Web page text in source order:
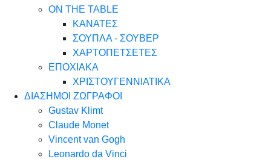
ON THE TABLE
ΚΑΝΑΤΕΣ
ΣΟΥΠΛΑ - ΣΟΥΒΕΡ
ΧΑΡΤΟΠΕΤΣΕΤΕΣ
ΕΠΟΧΙΑΚΑ
ΧΡΙΣΤΟΥΓΕΝΝΙΑΤΙΚΑ
ΔΙΑΣΗΜΟΙ ΖΩΓΡΑΦΟΙ
Gustav Klimt
Claude Monet
Vincent van Gogh
Leonardo da Vinci